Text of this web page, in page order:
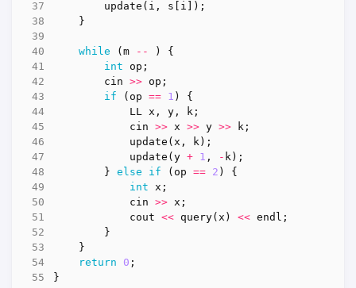
update ( i , s i ]);
}
while (m -- )
{
int
op ;
cin
>> op ;
if
( op == 1 )
{
LL x , y , k ;
cin
>> x >> y >> k ;
update (x , k);
update (y + 1 , - k);
}
else if ( op == 2 )
{
int
x ;
cin
>> x ;
cout
<< query(x ) << endl ;
}
}
return
0 ;
}